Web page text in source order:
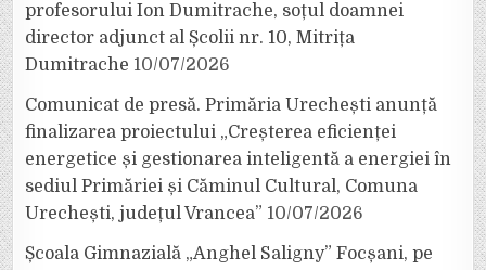
profesorului Ion Dumitrache, soțul doamnei
director adjunct al Școlii nr. 10, Mitrița
Dumitrache 10/07/2026
Comunicat de presă. Primăria Urechești anunță
finalizarea proiectului „Creșterea eficienței
energetice și gestionarea inteligentă a energiei în
sediul Primăriei și Căminul Cultural, Comuna
Urechești, județul Vrancea” 10/07/2026
Școala Gimnazială „Anghel Saligny” Focșani, pe